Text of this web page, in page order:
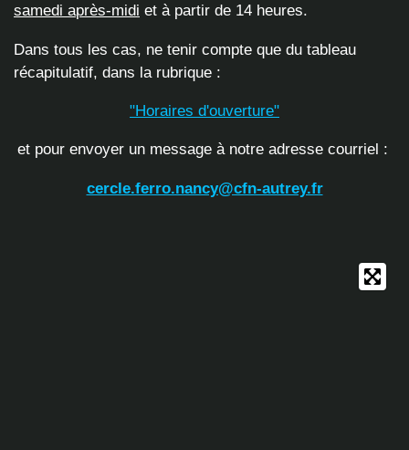
samedi après-midi et à partir de 14 heures.
Dans tous les cas, ne tenir compte que du tableau
récapitulatif, dans la rubrique :
"Horaires d'ouverture"
et pour envoyer un message à notre adresse courriel :
cercle.ferro.nancy@cfn-autrey.fr